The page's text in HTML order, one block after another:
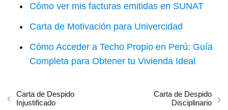
Cómo ver mis facturas emitidas en SUNAT
Carta de Motivación para Univercidad
Cómo Acceder a Techo Propio en Perú: Guía
Completa para Obtener tu Vivienda Ideal
Carta de Despido
Injustificado
Carta de Despido
Disciplinario